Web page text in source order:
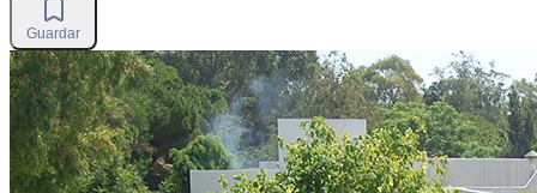
Guardar